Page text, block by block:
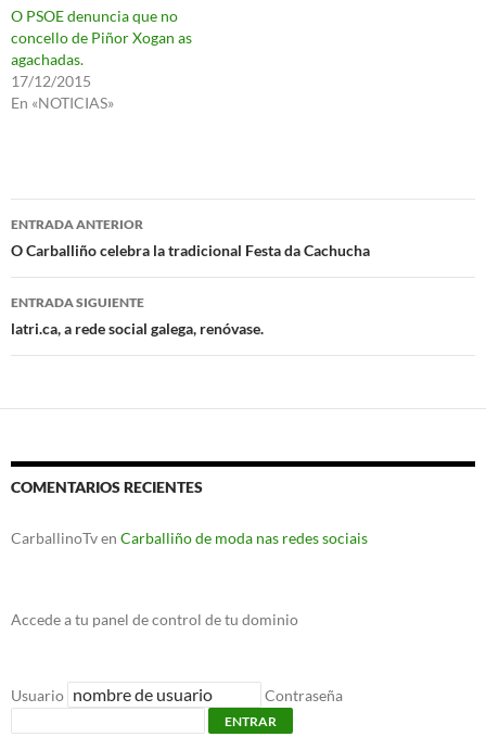
O PSOE denuncia que no
concello de Piñor Xogan as
agachadas.
17/12/2015
En «NOTICIAS»
Navegación
de
entradas
ENTRADA ANTERIOR
O Carballiño celebra la tradicional Festa da Cachucha
ENTRADA SIGUIENTE
latri.ca, a rede social galega, renóvase.
COMENTARIOS RECIENTES
CarballinoTven Carballiño de moda nas redes sociais
Accede a tu panel de control de tu dominio
Usuario Contraseña
ENTRAR